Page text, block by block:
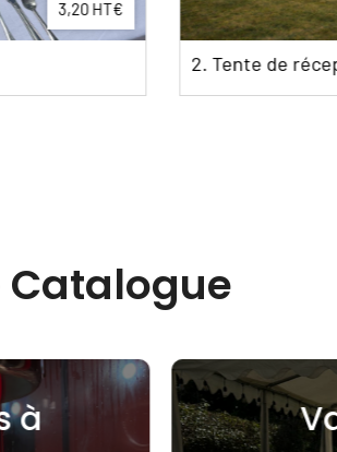
2. Tente de réception 50M2 - 5x10
Catalogue
Vaisselle